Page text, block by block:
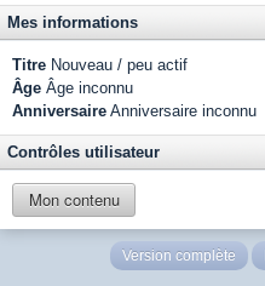
Mes informations
Titre Nouveau / peu actif
Âge Âge inconnu
Anniversaire Anniversaire inconnu
Contrôles utilisateur
Mon contenu
Version complète